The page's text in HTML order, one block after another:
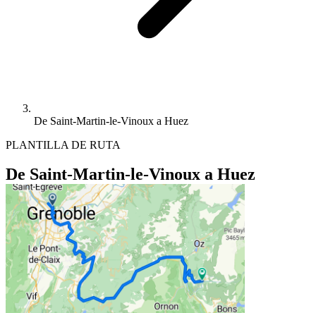
De Saint-Martin-le-Vinoux a Huez
PLANTILLA DE RUTA
De Saint-Martin-le-Vinoux a Huez